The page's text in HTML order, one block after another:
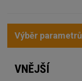
Výběr parametrů
VNĚJŠÍ